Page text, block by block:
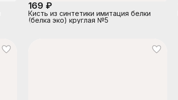
169 ₽
Кисть из синтетики имитация белки
(белка эко) круглая №5